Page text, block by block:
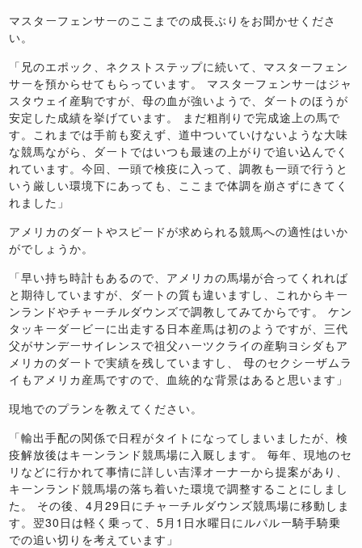
マスターフェンサーのここまでの成長ぶりをお聞かせくださ
い。
「兄のエポック、ネクストステップに続いて、マスターフェン
サーを預からせてもらっています。 マスターフェンサーはジャ
スタウェイ産駒ですが、母の血が強いようで、ダートのほうが
安定した成績を挙げています。 まだ粗削りで完成途上の馬で
す。これまでは手前も変えず、道中ついていけないような大味
な競馬ながら、ダートではいつも最速の上がりで追い込んでく
れています。今回、一頭で検疫に入って、調教も一頭で行うと
いう厳しい環境下にあっても、ここまで体調を崩さずにきてく
れました」
アメリカのダートやスピードが求められる競馬への適性はいか
がでしょうか。
「早い持ち時計もあるので、アメリカの馬場が合ってくれれば
と期待していますが、ダートの質も違いますし、これからキー
ンランドやチャーチルダウンズで調教してみてからです。 ケン
タッキーダービーに出走する日本産馬は初のようですが、三代
父がサンデーサイレンスで祖父ハーツクライの産駒ヨシダもア
メリカのダートで実績を残していますし、 母のセクシーザムラ
イもアメリカ産馬ですので、血統的な背景はあると思います」
現地でのプランを教えてください。
「輸出手配の関係で日程がタイトになってしまいましたが、検
疫解放後はキーンランド競馬場に入厩します。 毎年、現地のセ
リなどに行かれて事情に詳しい吉澤オーナーから提案があり、
キーンランド競馬場の落ち着いた環境で調整することにしまし
た。 その後、4月29日にチャーチルダウンズ競馬場に移動しま
す。翌30日は軽く乗って、5月1日水曜日にルパルー騎手騎乗
での追い切りを考えています」